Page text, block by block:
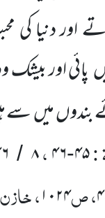
اور دنیا
پائی اور
بندوں میں سے
:۴۵-۴۶،۸ /
، ص۱۰۲۴،